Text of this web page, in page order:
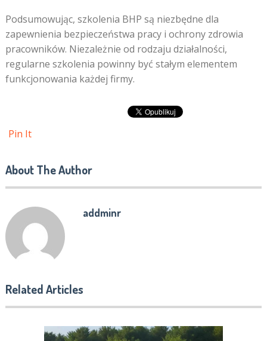
Podsumowując, szkolenia BHP są niezbędne dla
zapewnienia bezpieczeństwa pracy i ochrony zdrowia
pracowników. Niezależnie od rodzaju działalności,
regularne szkolenia powinny być stałym elementem
funkcjonowania każdej firmy.
Pin It
About The Author
addminr
Related Articles